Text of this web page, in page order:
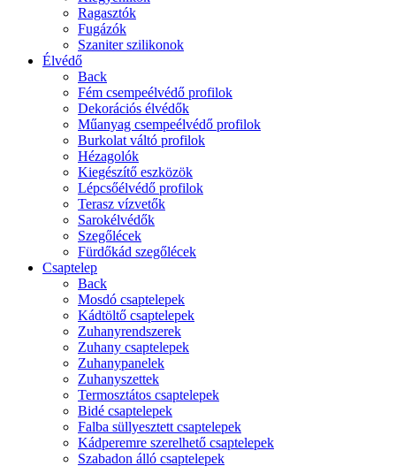
Ragasztók
Fugázók
Szaniter szilikonok
Élvédő
Back
Fém csempeélvédő profilok
Dekorációs élvédők
Műanyag csempeélvédő profilok
Burkolat váltó profilok
Hézagolók
Kiegészítő eszközök
Lépcsőélvédő profilok
Terasz vízvetők
Sarokélvédők
Szegőlécek
Fürdőkád szegőlécek
Csaptelep
Back
Mosdó csaptelepek
Kádtöltő csaptelepek
Zuhanyrendszerek
Zuhany csaptelepek
Zuhanypanelek
Zuhanyszettek
Termosztátos csaptelepek
Bidé csaptelepek
Falba süllyesztett csaptelepek
Kádperemre szerelhető csaptelepek
Szabadon álló csaptelepek